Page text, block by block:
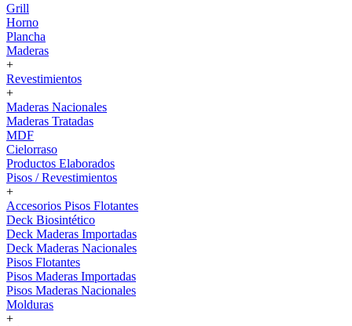
Grill
Horno
Plancha
Maderas
+
Revestimientos
+
Maderas Nacionales
Maderas Tratadas
MDF
Cielorraso
Productos Elaborados
Pisos / Revestimientos
+
Accesorios Pisos Flotantes
Deck Biosintético
Deck Maderas Importadas
Deck Maderas Nacionales
Pisos Flotantes
Pisos Maderas Importadas
Pisos Maderas Nacionales
Molduras
+